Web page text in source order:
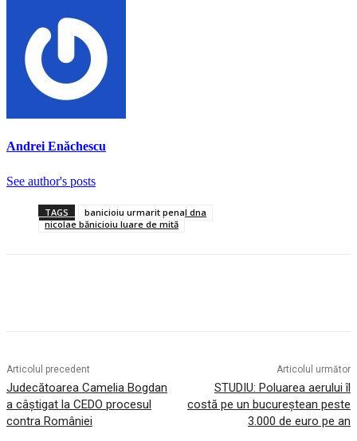
Andrei Enăchescu
See author's posts
TAGS
banicioiu urmarit penal dna
nicolae bănicioiu luare de mită
Articolul precedent
Judecătoarea Camelia Bogdan
a câștigat la CEDO procesul
contra României
Articolul următor
STUDIU: Poluarea aerului îl
costă pe un bucureștean peste
3.000 de euro pe an